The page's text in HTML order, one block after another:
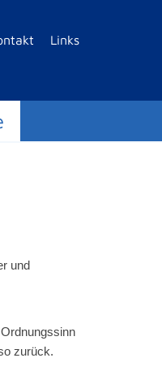
Links
und
zurück.